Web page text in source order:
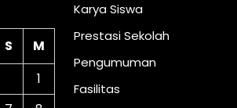
S
M
1
Karya Siswa
Prestasi Sekolah
Pengumuman
Fasilitas